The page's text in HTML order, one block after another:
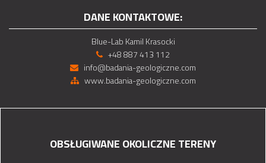
DANE KONTAKTOWE:
Blue-Lab Kamil Krasocki
+48 887 413 112
info@badania-geologiczne.com
www.badania-geologiczne.com
OBSŁUGIWANE OKOLICZNE TERENY